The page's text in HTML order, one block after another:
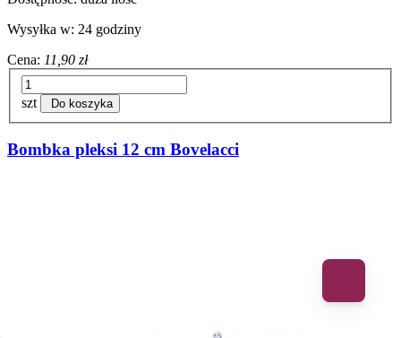
Wysyłka w: 24 godziny
Cena: 11,90 zł
szt Do koszyka
Bombka pleksi 12 cm Bovelacci